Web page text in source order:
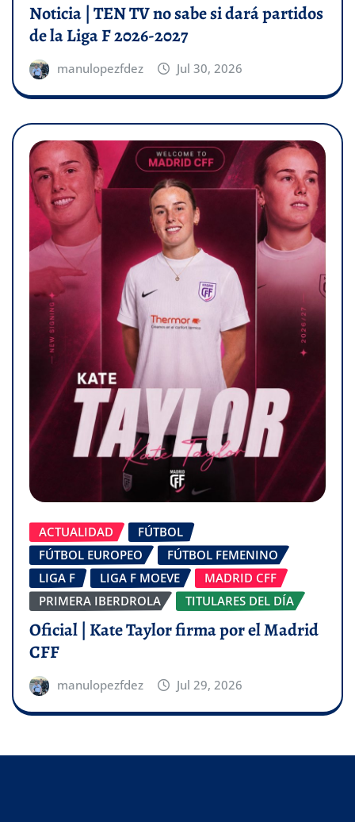
Noticia | TEN TV no sabe si dará partidos
de la Liga F 2026-2027
manulopezfdez Jul 30, 2026
ACTUALIDAD
FÚTBOL
FÚTBOL EUROPEO
FÚTBOL FEMENINO
LIGA F
LIGA F MOEVE
MADRID CFF
PRIMERA IBERDROLA
TITULARES DEL DÍA
Oficial | Kate Taylor firma por el Madrid
CFF
manulopezfdez Jul 29, 2026